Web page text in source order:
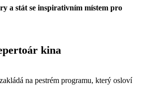
a stát se inspirativním místem pro
kina
na pestrém programu, který osloví